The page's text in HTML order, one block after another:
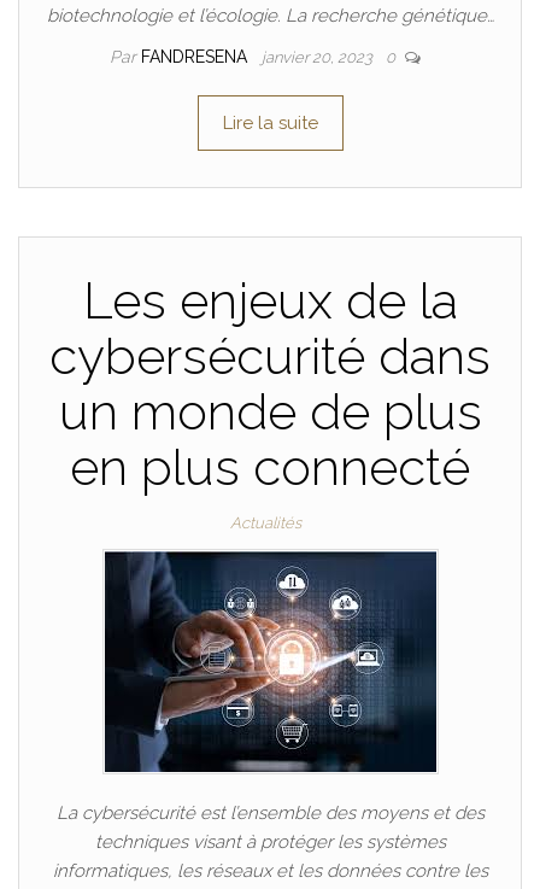
biotechnologie et l’écologie. La recherche génétique…
Par FANDRESENA janvier 20, 2023 0
Lire la suite
Les enjeux de la
cybersécurité dans
un monde de plus
en plus connecté
Actualités
La cybersécurité est l’ensemble des moyens et des
techniques visant à protéger les systèmes
informatiques, les réseaux et les données contre les